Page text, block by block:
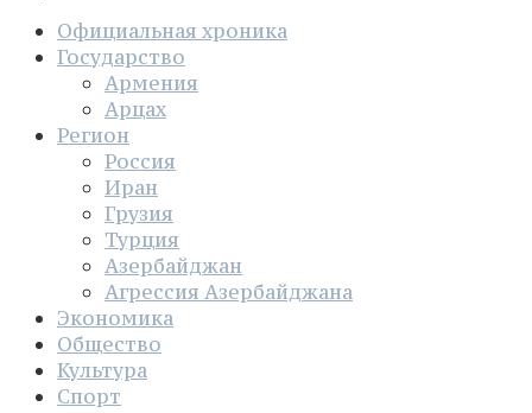
Официальная хроника
Государство
Армения
Арцах
Регион
Россия
Иран
Грузия
Турция
Азербайджан
Агрессия Азербайджана
Экономика
Общество
Культура
Спорт